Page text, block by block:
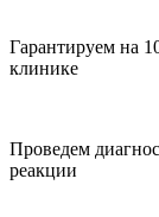
Гарантируем на
клинике
Проведем
реакции